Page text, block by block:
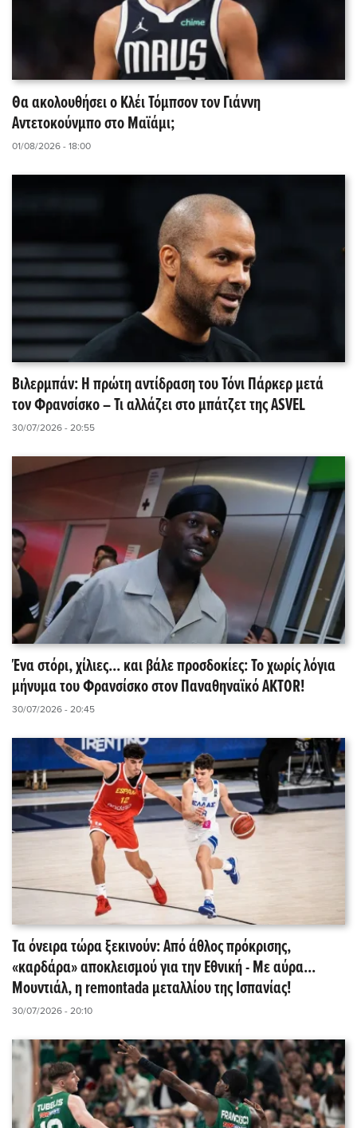
Θα ακολουθήσει ο Κλέι Τόμπσον τον Γιάννη
Αντετοκούνμπο στο Μαϊάμι;
01/08/2026 - 18:00
Βιλερμπάν: Η πρώτη αντίδραση του Τόνι Πάρκερ μετά
τον Φρανσίσκο – Τι αλλάζει στο μπάτζετ της ASVEL
30/07/2026 - 20:55
Ένα στόρι, χίλιες... και βάλε προσδοκίες: Το χωρίς λόγια
μήνυμα του Φρανσίσκο στον Παναθηναϊκό AKTOR!
30/07/2026 - 20:45
Τα όνειρα τώρα ξεκινούν: Από άθλος πρόκρισης,
«καρδάρα» αποκλεισμού για την Εθνική - Με αύρα...
Μουντιάλ, η remontada μεταλλίου της Ισπανίας!
30/07/2026 - 20:10